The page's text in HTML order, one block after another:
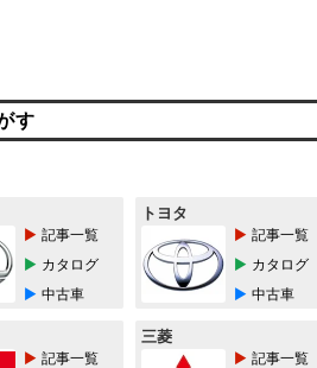
す
記事一覧
カタログ
中古車
トヨタ
記事一覧
カタログ
中古車
記事一覧
三菱
記事一覧